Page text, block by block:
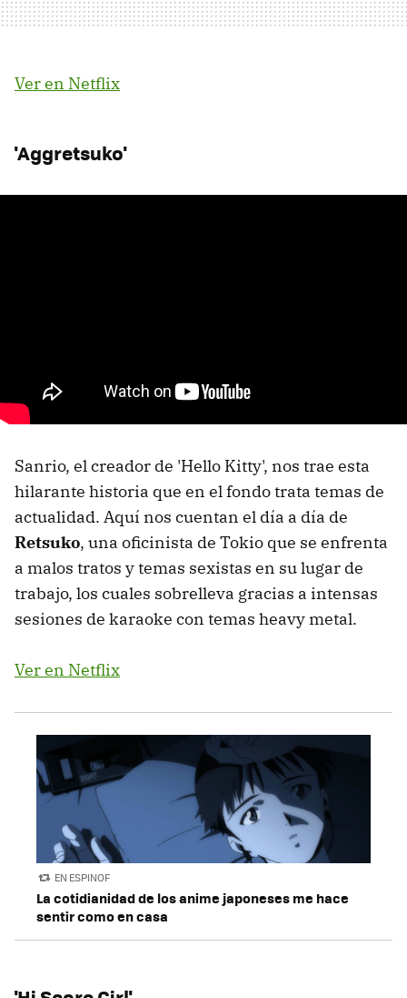
Ver en Netflix
'Aggretsuko'
Sanrio, el creador de 'Hello Kitty', nos trae esta
hilarante historia que en el fondo trata temas de
actualidad. Aquí nos cuentan el día a día de
Retsuko, una oficinista de Tokio que se enfrenta
a malos tratos y temas sexistas en su lugar de
trabajo, los cuales sobrelleva gracias a intensas
sesiones de karaoke con temas heavy metal.
Ver en Netflix
EN ESPINOF
La cotidianidad de los anime japoneses me hace
sentir como en casa